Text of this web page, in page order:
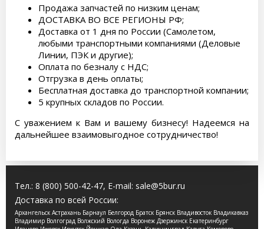
Продажа запчастей по низким ценам;
ДОСТАВКА ВО ВСЕ РЕГИОНЫ РФ;
Доставка от 1 дня по России (Самолетом,
любыми транспортными компаниями (Деловые
Линии, ПЭК и другие);
Оплата по безналу с НДС;
Отгрузка в день оплаты;
Бесплатная доставка до транспортной компании;
5 крупных складов по России.
С уважением к Вам и вашему бизнесу! Надеемся на
дальнейшее взаимовыгодное сотрудничество!
Тел.: 8 (800) 500-42-47, E-mail: sale@5bur.ru
Доставка по всей России:
Архангельск Астрахань Барнаул Белгород Братск Брянск Владивосток Владикавказ
Владимир Волгоград Волжский Вологда Воронеж Дзержинск Екатеринбург